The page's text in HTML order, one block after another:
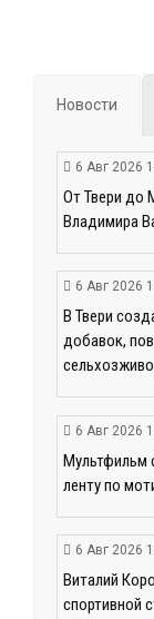
Новости
6 Авг 2026
От Твери до
Владимира
6 Авг 2026
В Твери
добавок,
6 Авг 2026
Мультфильм
ленту по
6 Авг 2026
Виталий
спортивной